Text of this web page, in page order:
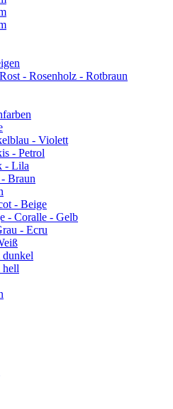
- Rosenholz - Rotbraun
- Violett
- Petrol
- Lila
Braun
- Beige
- Coralle - Gelb
- Ecru
dunkel
hell